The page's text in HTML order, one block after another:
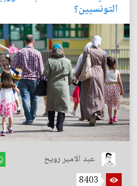
التونسيين؟
عبد الامير رويح
8403